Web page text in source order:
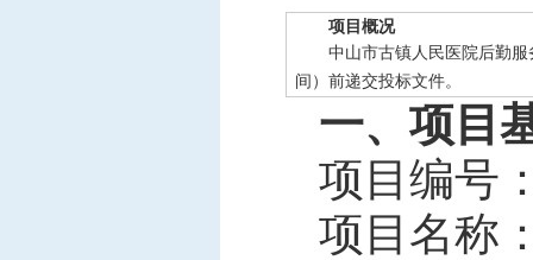
项目公告
招投标公开信息
项目概况
中山市古镇人民医院后勤服
间）前递交投标文件。
一、项目
项目编号
项目名称